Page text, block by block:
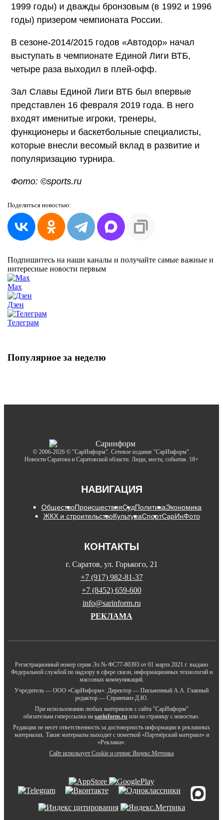
1999 годы) и дважды бронзовым (в 1992 и 1996
годы) призером чемпионата России.
В сезоне-2014/2015 годов «Автодор» начал
выступать в чемпионате Единой Лиги ВТБ,
четыре раза выходил в плей-офф.
Зал Славы Единой Лиги ВТБ был впервые
представлен 16 февраля 2019 года. В него
входят именитые игроки, тренеры,
функционеры и баскетбольные специалисты,
которые внесли весомый вклад в развитие и
популяризацию турнира.
Фото: ©sports.ru
Поделиться новостью:
Подпишитесь на наши каналы и получайте самые важные и
интересные новости первым
Max
Дзен
Телеграм
Популярное за неделю
© 2006-2026 © "СарИнформ". Сетевое издание "СарИнформ".
Новости Саратова и Саратовской области. Люди, места, события. 18+
НАВИГАЦИЯ
ОбществоПроисшествияСудПолитикаЭкономика
ЖКХ и строительствоКультураСпортСарИнФото
КОНТАКТЫ
г. Саратов, ул. Горького, 21
+7 (917) 982-81-37
+7 (8452) 659-600
info@sarinform.ru
РЕКЛАМА
Регистрационный номер серия Эл № ФС77-80393 от 01 марта 2021 г. выдано
Федеральной службой по надзору в сфере связи, информационных технологий и
массовых коммуникаций.
Учредитель — ООО «СарИнформ». Директор — Письменный А.А. Главный
редактор — Спринчанэ Д.Ю.
При использовании любых материалов с сайта "СарИнформ"
обязательна гиперссылка на sarinform.ru или на страницу с новостью.
Редакция не несет ответственность за достоверность информации в рекламных
материалах. Такие материалы выходят с пометкой «Партнёрский материал» и
«Реклама».
Сайт использует Cookie и сервиc Яндекс.Метрика